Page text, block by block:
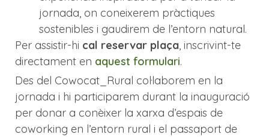
jornada, on coneixerem pràctiques
sostenibles i gaudirem de l’entorn natural.
Per assistir-hi cal reservar plaça, inscrivint-te
directament en aquest formulari.
Des del Cowocat_Rural col·laborem en la
jornada i hi participarem durant la inauguració
per donar a conèixer la xarxa d’espais de
coworking en l’entorn rural i el passaport de